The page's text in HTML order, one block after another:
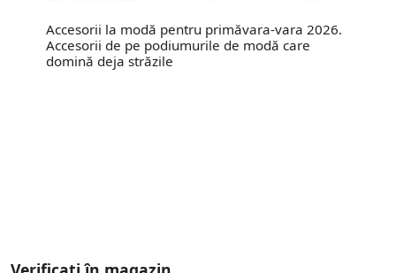
Accesorii la modă pentru primăvara-vara 2026.
Accesorii de pe podiumurile de modă care
domină deja străzile